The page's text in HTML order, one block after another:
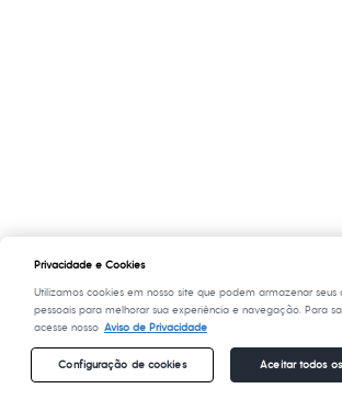
Privacidade e Cookies
Utilizamos cookies em nosso site que podem armazenar seus
pessoais para melhorar sua experiência e navegação. Para
acesse nosso Aviso de Privacidade
Configuração de cookies Aceitar todos